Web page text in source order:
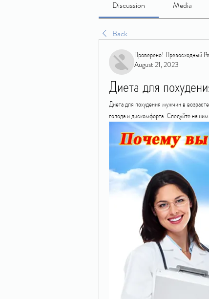
Discussion Media
Back
Проверено! Превосходный
August 21, 2023
Диета для
Диета для похудения мужчин в
голода и дискомфорта. Следуйте